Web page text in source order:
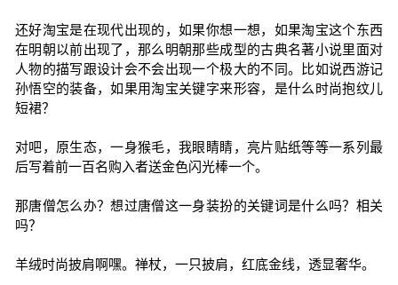
还好淘宝是在现代出现的，如果你想一想，如果淘宝这个东西
在明朝以前出现了，那么明朝那些成型的古典名著小说里面对
人物的描写跟设计会不会出现一个极大的不同。比如说西游记
孙悟空的装备，如果用淘宝关键字来形容，是什么时尚抱纹儿
短裙？
对吧，原生态，一身猴毛，我眼睛睛，亮片贴纸等等一系列最
后写着前一百名购入者送金色闪光棒一个。
那唐僧怎么办？想过唐僧这一身装扮的关键词是什么吗？相关
吗？
羊绒时尚披肩啊嘿。禅杖，一只披肩，红底金线，透显奢华。